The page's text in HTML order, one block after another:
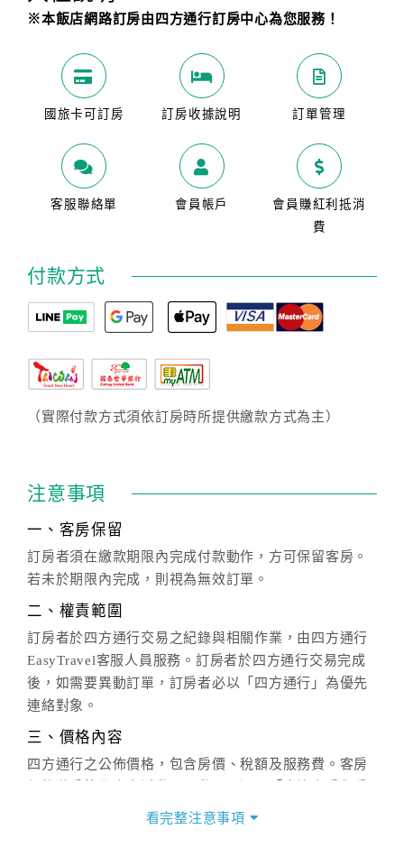
※本飯店網路訂房由四方通行訂房中心為您服務！
國旅卡可訂房 訂房收據說明 訂單管理
客服聯絡單 會員帳戶
會員賺紅利抵消
費
付款方式
（實際付款方式須依訂房時所提供繳款方式為主）
注意事項
一、客房保留
訂房者須在繳款期限內完成付款動作，方可保留客房。
若未於期限內完成，則視為無效訂單。
二、權責範圍
訂房者於四方通行交易之紀錄與相關作業，由四方通行
EasyTravel客服人員服務。訂房者於四方通行交易完成
後，如需要異動訂單，訂房者必以「四方通行」為優先
連絡對象。
三、價格內容
四方通行之公佈價格，包含房價、稅額及服務費。客房
價」之當日價格為標準。
看完整注意事項